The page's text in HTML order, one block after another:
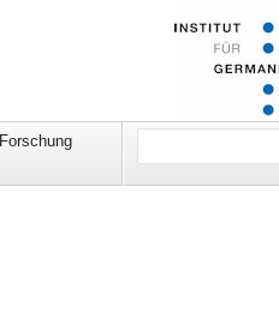
Forschung
Website